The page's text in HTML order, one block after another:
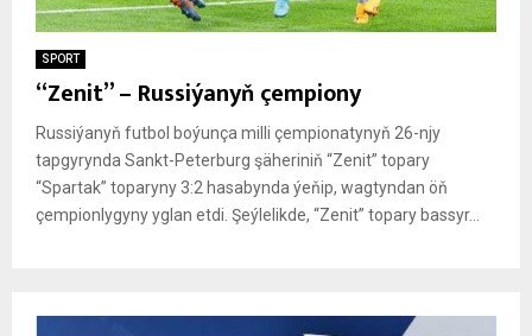
SPORT
“Zenit” – Russiýanyň çempiony
Russiýanyň futbol boýunça milli çempionatynyň 26-njy
tapgyrynda Sankt-Peterburg şäheriniň “Zenit” topary
“Spartak” toparyny 3:2 hasabynda ýeňip, wagtyndan öň
çempionlygyny yglan etdi. Şeýlelikde, “Zenit” topary bassyr...